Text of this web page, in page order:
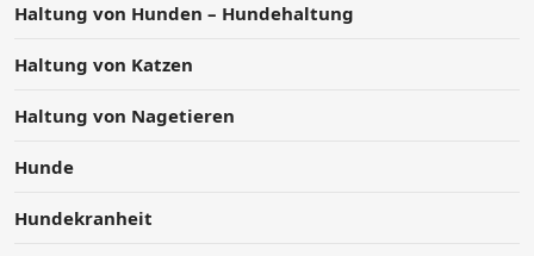
Haltung von Hunden – Hundehaltung
Haltung von Katzen
Haltung von Nagetieren
Hunde
Hundekranheit